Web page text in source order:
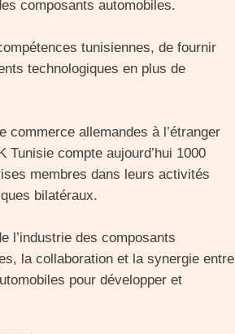
composants automobiles.
tunisiennes, de fournir
technologiques en plus de
commerce allemandes à l’étranger
Tunisie compte aujourd’hui 1000
membres dans leurs activités
bilatéraux.
l’industrie des composants
la collaboration et la synergie entre
pour développer et